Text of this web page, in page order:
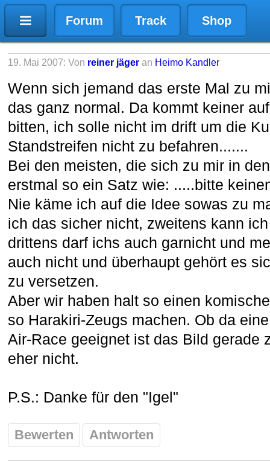
Forum Track Shop
19. Mai 2007: Von reiner jäger an Heimo Kandler
Wenn sich jemand das erste Mal zu
das ganz normal. Da kommt keiner
bitten, ich solle nicht im drift um die
Standstreifen nicht zu befahren.......
Bei den meisten, die sich zu mir in
erstmal so ein Satz wie: .....bitte
Nie käme ich auf die Idee sowas zu
ich das sicher nicht, zweitens kann
drittens darf ichs auch garnicht und
auch nicht und überhaupt gehört es
zu versetzen.
Aber wir haben halt so einen
so Harakiri-Zeugs machen. Ob da
Air-Race geeignet ist das Bild gerade
eher nicht.
P.S.: Danke für den "Igel"
Bewerten Antworten